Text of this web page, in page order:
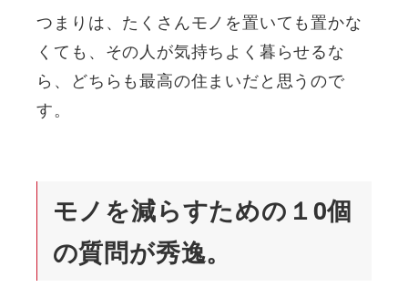
つまりは、たくさんモノを置いても置かな
くても、その人が気持ちよく暮らせるな
ら、どちらも最高の住まいだと思うので
す。
モノを減らすための１0個
の質問が秀逸。